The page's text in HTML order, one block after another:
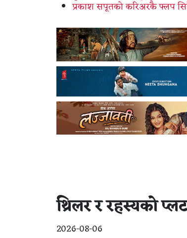
प्रकाश सपूतको करिअरकै फ्लप
थ्रिलर र रहस्यको
2026-08-06